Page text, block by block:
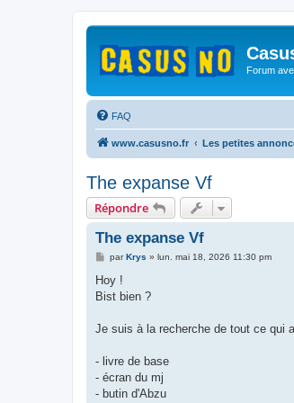
Forum
FAQ
www.casusno.fr Les petites
The expanse Vf
Répondre
The expanse Vf
M
s
s
a
parKrys » lun. mai 18, 2026 11:30 pm
Hoy !
Bist bien ?
Je suis à la recherche de tout ce qui
- livre de base
- écran du mj
- butin d'Abzu